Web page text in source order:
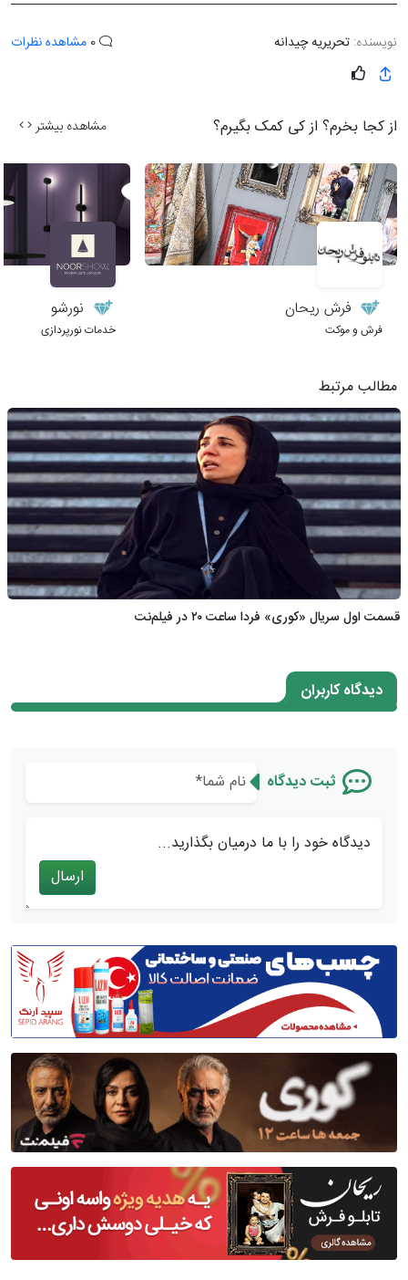
نویسنده: تحریریه چیدانه مشاهده نظرات
از کجا بخرم؟ از کی کمک بگیرم؟ مشاهده بیشتر
فرش ریحان
فرش و موکت
نورشو
خدمات نورپردازی
مطالب مرتبط
قسمت اول سریال «کوری» فردا ساعت ۲۰ در فیلم‌نت
دیدگاه کاربران
ثبت دیدگاه
دیدگاه خود را با ما درمیان بگذارید...
ارسال